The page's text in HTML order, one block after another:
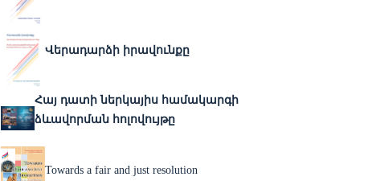
Վերադարձի իրավունքը
Հայ դատի ներկայիս համակարգի
ձևավորման հոլովույթը
Towards a fair and just resolution